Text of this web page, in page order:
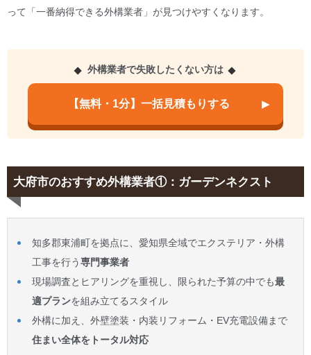
って「一番納得できる外構業者」が見つけやすくなります。
外構業者で失敗したくない方は
【無料・1分】一括見積もりする
大府市のおすすめ外構業者①：ガーデンネクスト
知多郡東浦町を拠点に、愛知県全域でエクステリア・外構
工事を行う専門事業者
現場調査とヒアリングを重視し、限られた予算の中でも最
適プランを組み立てるスタイル
外構に加え、外壁塗装・内装リフォーム・EV充電設備まで
住まい全体をトータル対応